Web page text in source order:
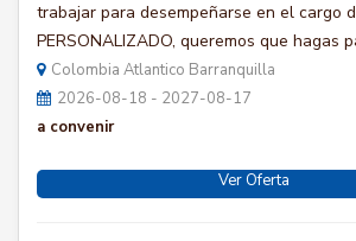
trabajar para desempeñarse en el cargo
PERSONALIZADO, queremos que hagas
Colombia Atlantico Barranquilla
2026-08-18 - 2027-08-17
a convenir
Ver Oferta